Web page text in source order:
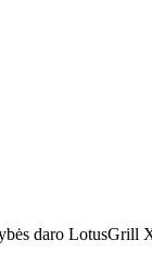
daro